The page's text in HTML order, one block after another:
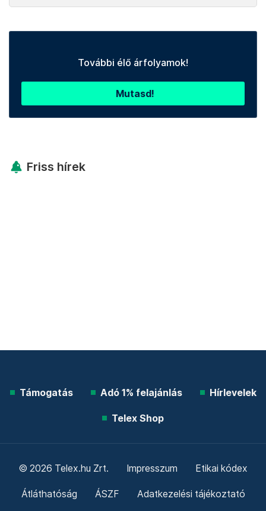
További élő árfolyamok!
Mutasd!
Friss hírek
Támogatás Adó 1% felajánlás Hírlevelek
Telex Shop
© 2026 Telex.hu Zrt. Impresszum Etikai kódex
Átláthatóság ÁSZF Adatkezelési tájékoztató